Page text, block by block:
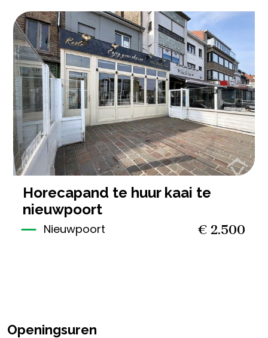
horecapand te huur kaai te
nieuwpoort
Nieuwpoort € 2.500
Openingsuren